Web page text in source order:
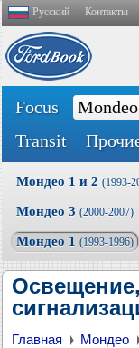
Русский Контакты
Focus Mondeo
Transit
Мондео 1 и 2 (1993-
Мондео 3 (2000-2007)
Мондео 1 (1993-1996)
Главная Мондео